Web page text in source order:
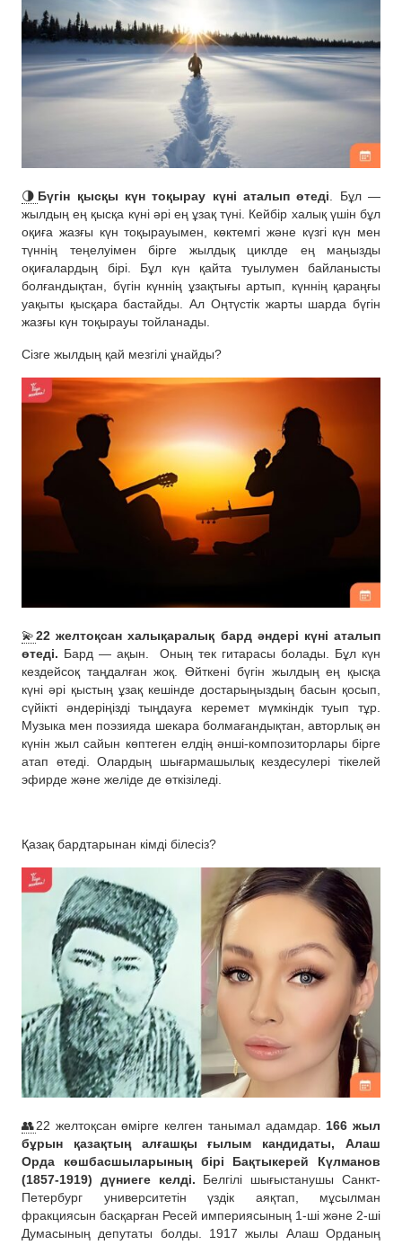
🌗 Бүгін қысқы күн тоқырау күні аталып өтеді. Бұл —
жылдың ең қысқа күні әрі ең ұзақ түні. Кейбір халық үшін бұл
оқиға жазғы күн тоқырауымен, көктемгі және күзгі күн мен
түннің теңелуімен бірге жылдық циклде ең маңызды
оқиғалардың бірі. Бұл күн қайта туылумен байланысты
болғандықтан, бүгін күннің ұзақтығы артып, күннің қараңғы
уақыты қысқара бастайды. Ал Оңтүстік жарты шарда бүгін
жазғы күн тоқырауы тойланады.
Сізге жылдың қай мезгілі ұнайды?
💫22 желтоқсан халықаралық бард әндері күні аталып
өтеді. Бард — ақын.
Оның тек гитарасы болады. Бұл күн
кездейсоқ таңдалған жоқ. Өйткені бүгін жылдың ең қысқа
күні әрі қыстың ұзақ кешінде достарыңыздың басын қосып,
сүйікті әндеріңізді тыңдауға керемет мүмкіндік туып тұр.
Музыка мен поэзияда шекара болмағандықтан, авторлық ән
күнін жыл сайын көптеген елдің әнші-композиторлары бірге
атап өтеді. Олардың шығармашылық кездесулері тікелей
эфирде және желіде де өткізіледі.
Қазақ бардтарынан кімді білесіз?
👥22 желтоқсан өмірге келген танымал адамдар. 166 жыл
бұрын қазақтың алғашқы ғылым кандидаты, Алаш
Орда көшбасшыларының бірі Бақтыкерей Күлманов
(1857-1919) дүниеге келді. Белгілі шығыстанушы Санкт-
Петербург университетін үздік аяқтап, мұсылман
фракциясын басқарған Ресей империясының 1-ші және 2-ші
Думасының депутаты болды. 1917 жылы Алаш Орданың